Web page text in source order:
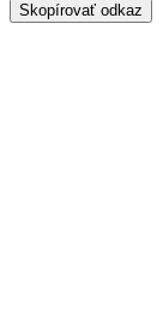
Skopírovať odkaz